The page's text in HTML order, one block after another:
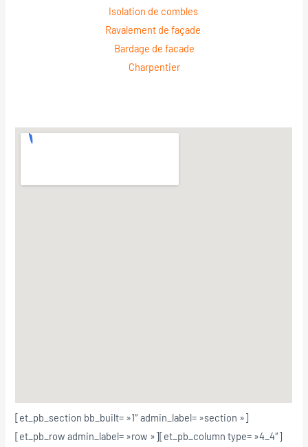
Isolation de combles
Ravalement de façade
Bardage de facade
Charpentier
[et_pb_section bb_built= »1″ admin_label= »section »]
[et_pb_row admin_label= »row »][et_pb_column type= »4_4″]